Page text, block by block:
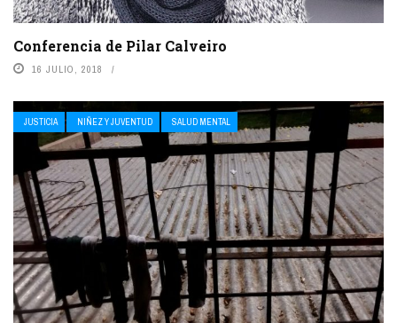
Conferencia de Pilar Calveiro
16 JULIO, 2018
JUSTICIA NIÑEZ Y JUVENTUD SALUD MENTAL